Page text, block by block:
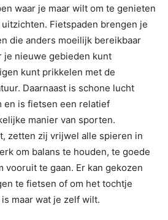
waar je maar wilt om te genieten
Fietspaden brengen je
die anders moeilijk bereikbaar
je nieuwe gebieden kunt
kunt prikkelen met de
Daarnaast is schone lucht
en is fietsen een relatief
manier van sporten.
zetten zij vrijwel alle spieren in
om balans te houden, te goede
vooruit te gaan. Er kan gekozen
te fietsen of om het tochtje
maar wat je zelf wilt.